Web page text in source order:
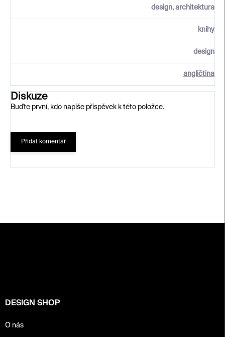
design, architektura
knihy
design
angličtina
Diskuze
Buďte první, kdo napíše příspěvek k této položce.
Přidat komentář
DESIGN SHOP
O nás